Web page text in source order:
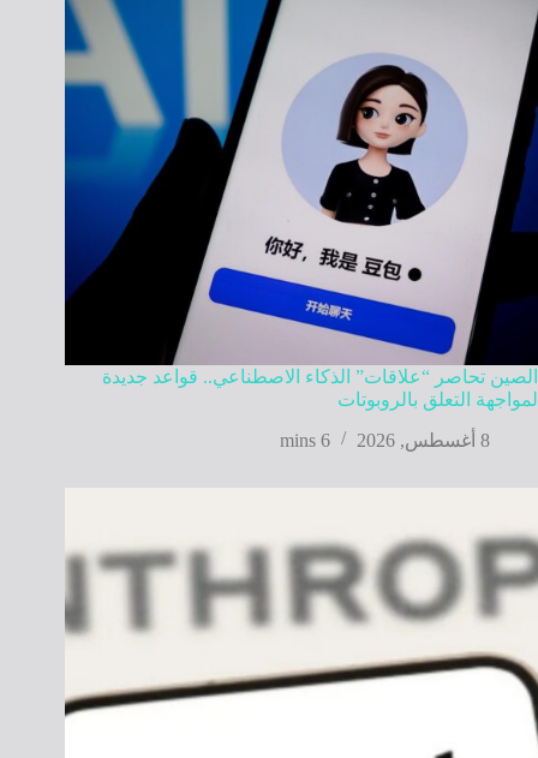
الصين تحاصر “علاقات” الذكاء الاصطناعي.. قواعد جديدة
لمواجهة التعلق بالروبوتات
8 أغسطس, 2026
6 mins